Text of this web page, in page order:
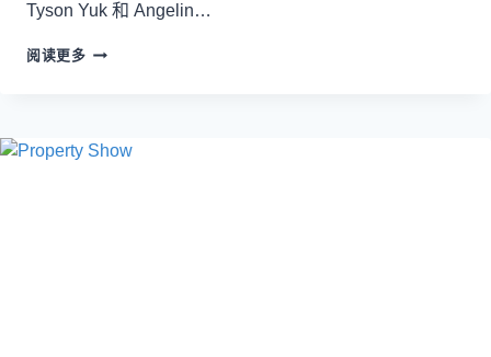
Tyson Yuk 和 Angelin…
阅读更多